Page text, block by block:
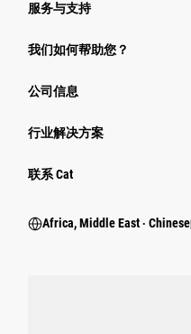
服务与支持
我们如何帮助您？
公司信息
行业解决方案
行业
联系 Cat
Africa, Middle East ‧ Chinese